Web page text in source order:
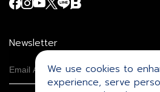
We use cookies to
experience, serve
Newsletter